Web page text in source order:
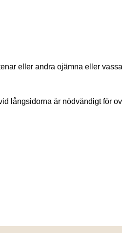
eller andra ojämna eller
långsidorna är nödvändigt för